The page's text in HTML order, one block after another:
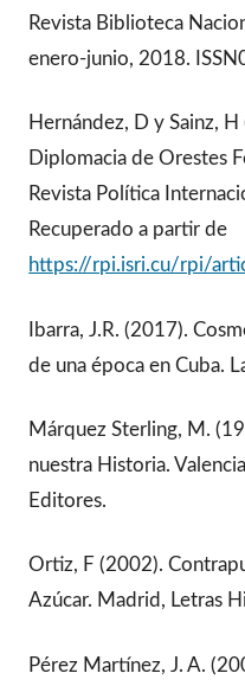
Revista Biblioteca
enero-junio, 2018.
Hernández, D y Sainz,
Diplomacia de Orestes
Revista Política
Recuperado a partir de
https://rpi.isri.cu/rpi/
Ibarra, J.R. (2017).
de una época en Cuba.
Márquez Sterling, M.
nuestra Historia.
Editores.
Ortiz, F (2002).
Azúcar. Madrid, Letras
Pérez Martínez, J. A.